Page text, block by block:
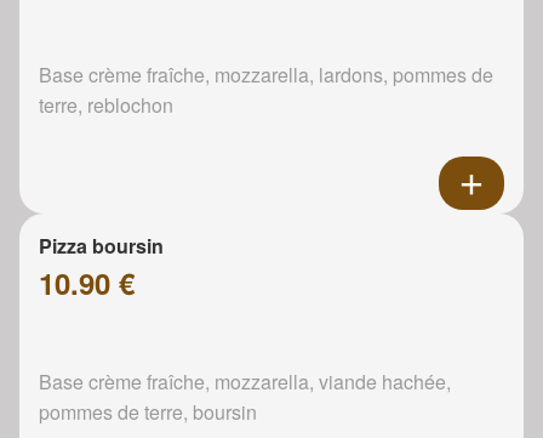
Base crème fraîche, mozzarella, lardons, pommes de
terre, reblochon
Pizza boursin
10.90 €
Base crème fraîche, mozzarella, viande hachée,
pommes de terre, boursin